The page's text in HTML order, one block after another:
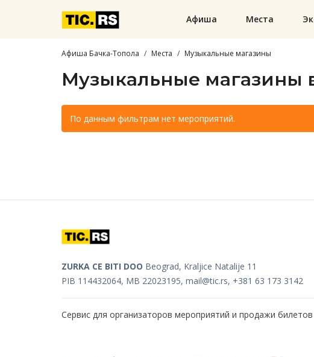
Афиша Места
Афиша Бачка-Топола Места Музыкальные магазины
Музыкальные магазины
По данным фильтрам нет мероприятий.
ZURKA CE BITI DOO Beograd, Kraljice Natalije 11
PIB 114432064, MB 22023195, mail@tic.rs, +381 63 173 3142
Сервис для организаторов мероприятий и продажи